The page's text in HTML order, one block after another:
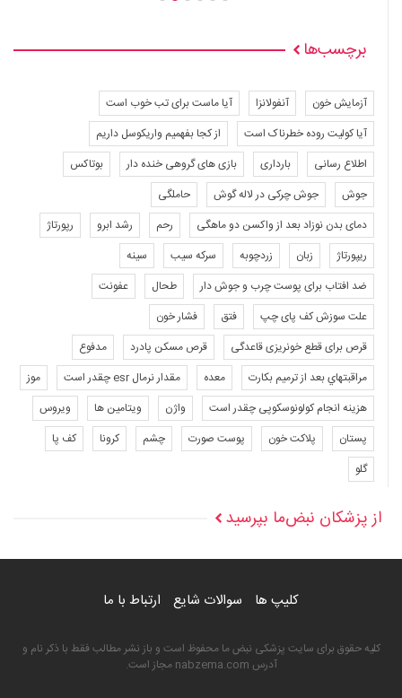
برچسب‌ها
آزمایش خون آنفولانزا
آیا ماست برای تب خوب است
آیا کولیت روده خطرناک است
از کجا بفهمیم واریکوسل داریم
اطلاع رسانی
بارداری بازی های گروهی خنده دار
بوتاکس
جوش
جوش چرکی در لاله گوش
حاملگی
دمای بدن نوزاد بعد از واکسن دو ماهگی
رحم رشد ابرو
رپورتاژ
ریپورتاژ
زبان زردچوبه سرکه سیب
سینه
ضد افتاب برای پوست چرب و جوش دار
طحال
عفونت
علت سوزش کف پای چپ
فتق
فشار خون
قرص برای قطع خونریزی قاعدگی
قرص مسکن پادرد
مدفوع
مراقبتهاي بعد از ترميم بكارت
معده مقدار نرمال esr چقدر است
موز
هزینه انجام کولونوسکوپی چقدر است
واژن ویتامین ها
ویروس
پستان
پلاکت خون پوست صورت چشم کرونا
کف پا
گلو
از پزشکان نبض‌ما بپرسید
کلیپ ها سوالات شایع ارتباط با ما
کلیه حقوق برای سایت پزشکی نبض ما محفوظ است و باز نشر مطالب فقط با ذکر نام و
آدرس nabzema.com مجاز است.